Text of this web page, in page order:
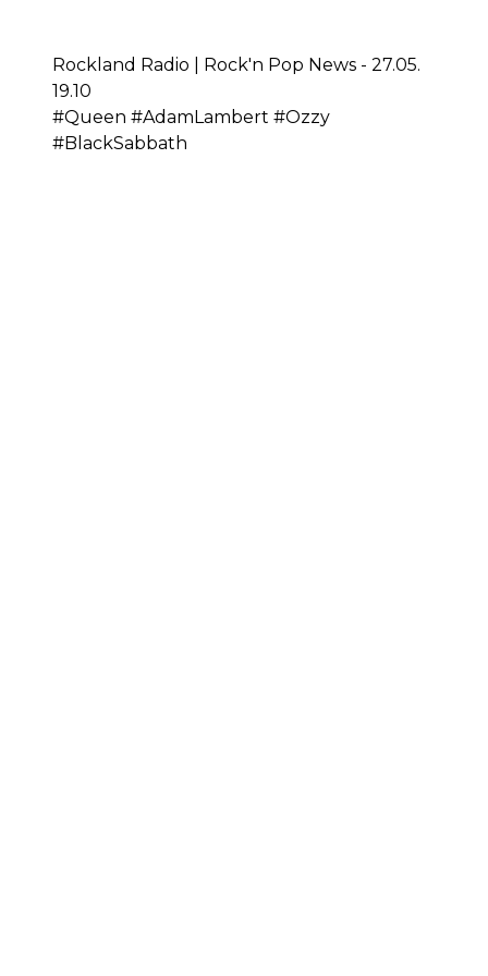
Rockland Radio | Rock'n Pop News - 27.05.
19.10
#Queen #AdamLambert #Ozzy
#BlackSabbath